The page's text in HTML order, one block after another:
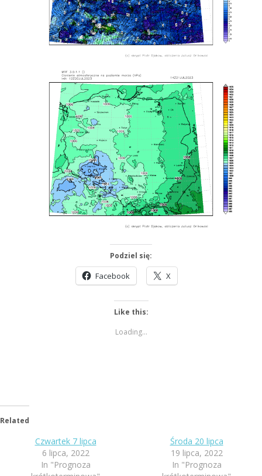
Podziel się:
Facebook X
Like this:
Loading...
Related
Czwartek 7 lipca
6 lipca, 2022
In "Prognoza
Środa 20 lipca
19 lipca, 2022
In "Prognoza